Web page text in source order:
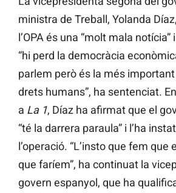
ministra de Treball, Yolanda
l’OPA és una “molt mala
“hi perd la democràcia
parlem però és la més
drets humans”, ha sentenciat.
a La 1, Díaz ha afirmat que el
“té la darrera paraula” i l’ha
l’operació. “L’insto que fem que
que faríem”, ha continuat la
govern espanyol, que ha